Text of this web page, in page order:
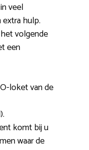
veel
hulp.
volgende
een
loket van de
komt bij u
waar de